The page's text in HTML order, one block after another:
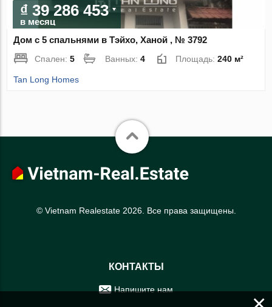
₫ 39 286 453
в месяц
Дом с 5 спальнями в Тэйхо, Ханой , № 3792
Спален:5 Ванных:4 Площадь:240 м²
Tan Long Homes
© Vietnam Realestate 2026. Все права защищены.
КОНТАКТЫ
Напишите нам